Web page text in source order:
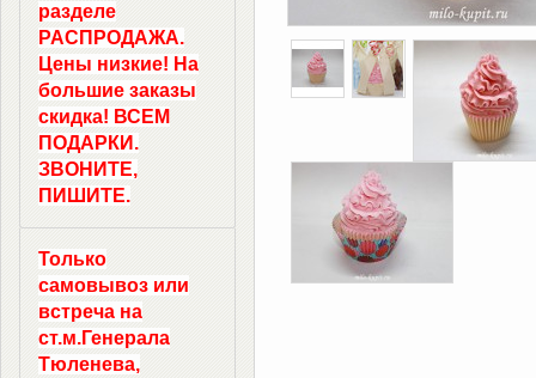
разделе
РАСПРОДАЖА.
Цены низкие! На
большие заказы
скидка! ВСЕМ
ПОДАРКИ.
ЗВОНИТЕ,
ПИШИТЕ.
Только
самовывоз или
встреча на
ст.м.Генерала
Тюленева,